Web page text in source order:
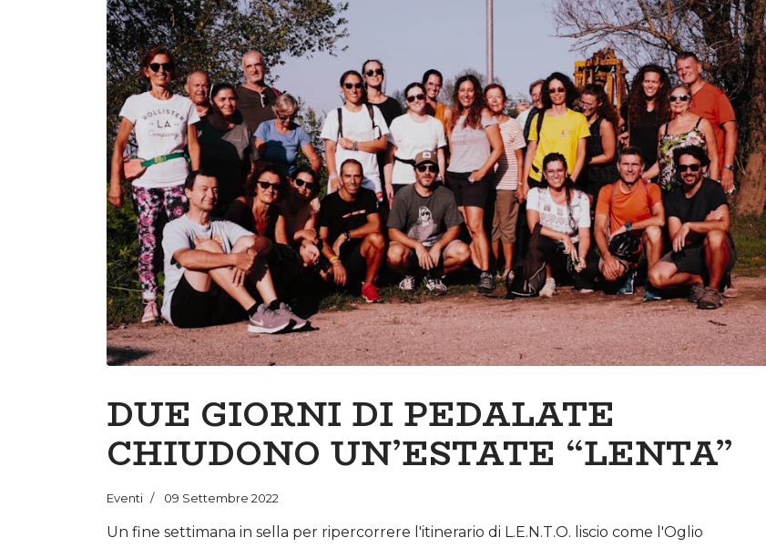
DUE GIORNI DI PEDALATE
CHIUDONO UN’ESTATE “LENTA”
Eventi 09 Settembre 2022
Un fine settimana in sella per ripercorrere l'itinerario di L.E.N.T.O. liscio come l'Oglio